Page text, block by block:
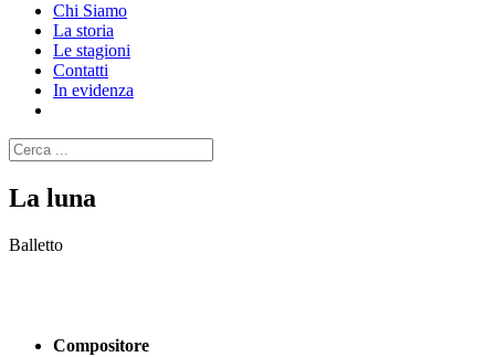
Chi Siamo
La storia
Le stagioni
Contatti
In evidenza
La luna
Balletto
Compositore